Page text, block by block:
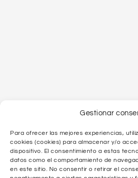
Gestionar
Para ofrecer las mejores experiencias,
cookies (cookies) para almacenar y/o
dispositivo. El consentimiento a estas
datos como el comportamiento de
en este sitio. No consentir o retirar el